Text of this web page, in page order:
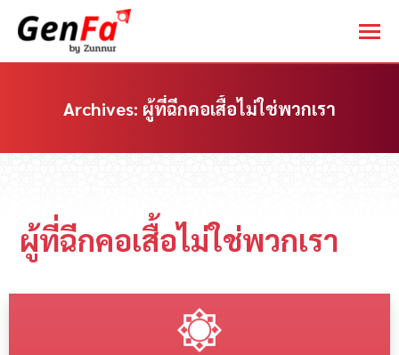
Archives: ผู้ที่ฉีกคอเสื้อไม่ใช่พวกเรา
ผู้ที่ฉีกคอเสื้อไม่ใช่พวกเรา